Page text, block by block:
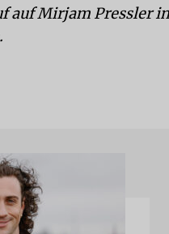
auf Mirjam Pressler